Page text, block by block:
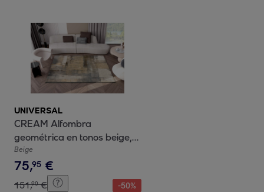
UNIVERSAL
CREAM Alfombra
geométrica en tonos beige,
varias medidas disponibles
Beige
75,95 €
151,90 € -50%